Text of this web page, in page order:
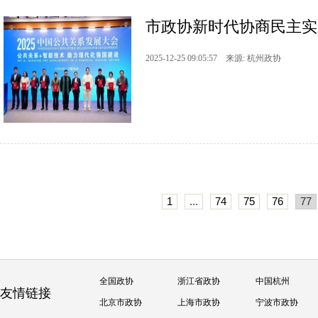
市政协新时代协商民主
2025-12-25 09:05:57 来源: 杭州政协
1 ... 74 75 76 77
友情链接
全国政协 浙江省政协 中国杭州
北京市政协 上海市政协 宁波市政协